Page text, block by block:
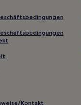
Kontakt